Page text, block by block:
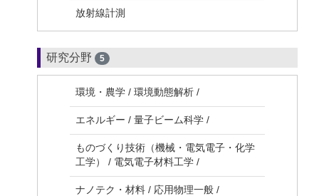
放射線計測
研究分野 5
環境・農学 / 環境動態解析 /
エネルギー / 量子ビーム科学 /
ものづくり技術（機械・電気電子・化学
工学） / 電気電子材料工学 /
ナノテク・材料 / 応用物理一般 /